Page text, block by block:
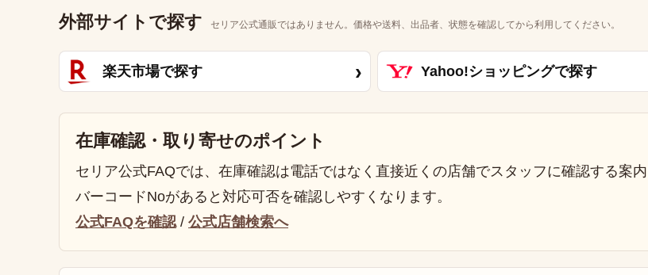
外部サイトで探す セリア公式通販ではありません。価格や送料、出品者、状態を確認してから利用してください。
楽天市場で探す › Yahoo!ショッピングで探す
在庫確認・取り寄せのポイント
セリア公式FAQでは、在庫確認は電話ではなく直接近くの店舗でスタッフに確認する案
バーコードNoがあると対応可否を確認しやすくなります。
公式FAQを確認/ 公式店舗検索へ